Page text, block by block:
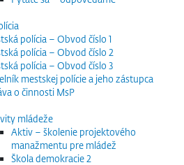
polícia – Obvod číslo 1
polícia – Obvod číslo 2
polícia – Obvod číslo 3
mestskej polície a jeho zástupca
o činnosti MsP
mládeže
Aktiv – školenie projektového
manažmentu pre mládež
Škola demokracie 2